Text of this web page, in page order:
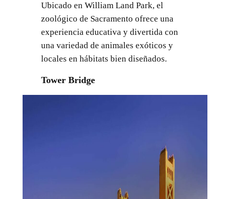
Ubicado en William Land Park, el
zoológico de Sacramento ofrece una
experiencia educativa y divertida con
una variedad de animales exóticos y
locales en hábitats bien diseñados.
Tower Bridge